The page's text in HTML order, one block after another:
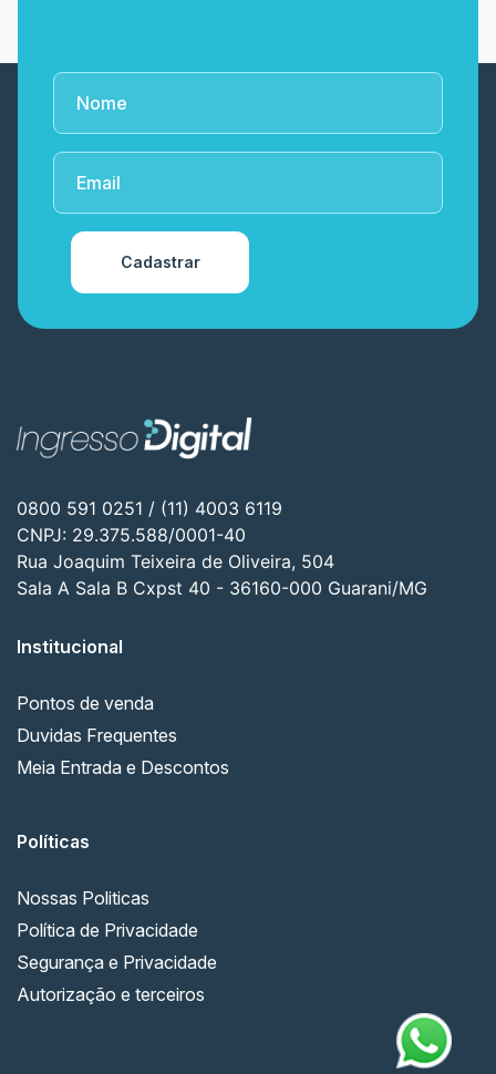
Cadastrar
0800 591 0251 / (11) 4003 6119
CNPJ: 29.375.588/0001-40
Rua Joaquim Teixeira de Oliveira, 504
Sala A Sala B Cxpst 40 - 36160-000 Guarani/MG
Institucional
Pontos de venda
Duvidas Frequentes
Meia Entrada e Descontos
Políticas
Nossas Politicas
Política de Privacidade
Segurança e Privacidade
Autorização e terceiros